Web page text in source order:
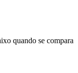
quando se compara